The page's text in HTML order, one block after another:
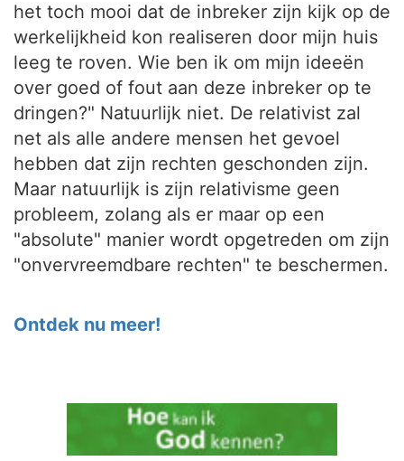
het toch mooi dat de inbreker zijn kijk op de
werkelijkheid kon realiseren door mijn huis
leeg te roven. Wie ben ik om mijn ideeën
over goed of fout aan deze inbreker op te
dringen?" Natuurlijk niet. De relativist zal
net als alle andere mensen het gevoel
hebben dat zijn rechten geschonden zijn.
Maar natuurlijk is zijn relativisme geen
probleem, zolang als er maar op een
"absolute" manier wordt opgetreden om zijn
"onvervreemdbare rechten" te beschermen.
Ontdek nu meer!